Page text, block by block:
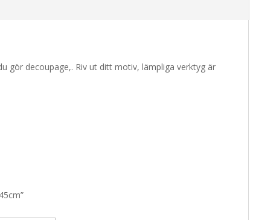
gör decoupage,. Riv ut ditt motiv, lämpliga verktyg är